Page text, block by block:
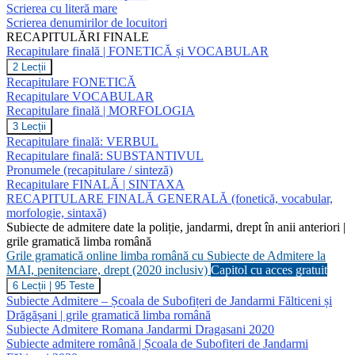
Scrierea cu literă mare
Scrierea denumirilor de locuitori
RECAPITULĂRI FINALE
Recapitulare finală | FONETICĂ și VOCABULAR
Recapitulare
finală
|
FONETICĂ
și
VOCABULAR
2 Lecții
Recapitulare FONETICĂ
Recapitulare VOCABULAR
Recapitulare finală | MORFOLOGIA
Recapitulare
finală
|
MORFOLOGIA
3 Lecții
Recapitulare finală: VERBUL
Recapitulare finală: SUBSTANTIVUL
Pronumele (recapitulare / sinteză)
Recapitulare FINALĂ | SINTAXA
RECAPITULARE FINALĂ GENERALĂ (fonetică, vocabular,
morfologie, sintaxă)
Subiecte de admitere date la poliție, jandarmi, drept în anii anteriori |
grile gramatică limba română
Grile gramatică online limba română cu Subiecte de Admitere la
MAI, penitenciare, drept (2020 inclusiv) Capitol cu acces gratuit
Grile
gramatică
online
limba
română
cu
6 Lecții 95 Teste
Subiecte Admitere – Școala de Subofițeri de Jandarmi Fălticeni și
Drăgășani | grile gramatică limba română
Subiecte Admitere Romana Jandarmi Dragasani 2020
Subiecte admitere română | Școala de Subofiteri de Jandarmi